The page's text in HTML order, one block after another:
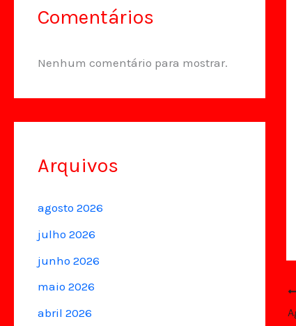
Comentários
Nenhum comentário para mostrar.
Arquivos
agosto 2026
julho 2026
junho 2026
maio 2026
abril 2026